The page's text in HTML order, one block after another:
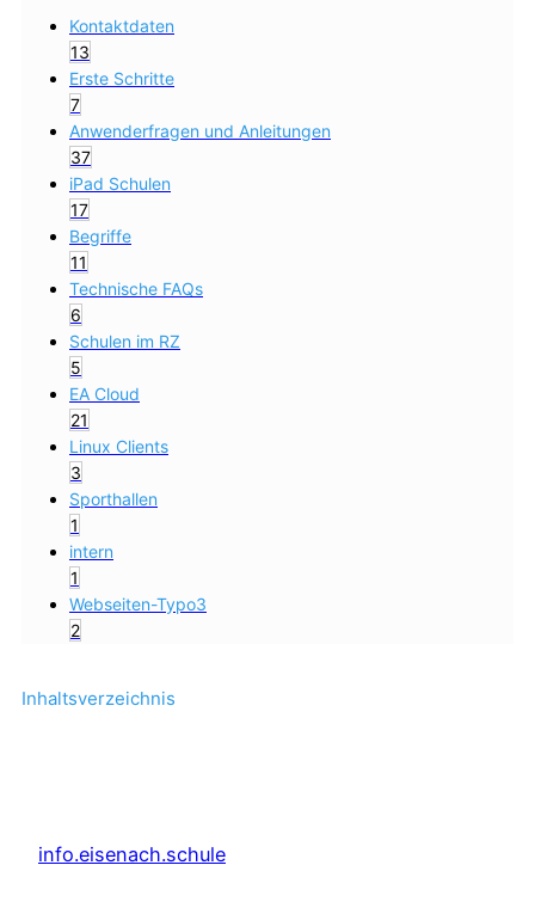
Inhaltsverzeichnis
Kontaktdaten
13
Erste Schritte
7
Anwenderfragen und Anleitungen
37
iPad Schulen
17
Begriffe
11
Technische FAQs
6
Schulen im RZ
5
EA Cloud
21
Linux Clients
3
Sporthallen
1
intern
1
Webseiten-Typo3
2
info.eisenach.schule